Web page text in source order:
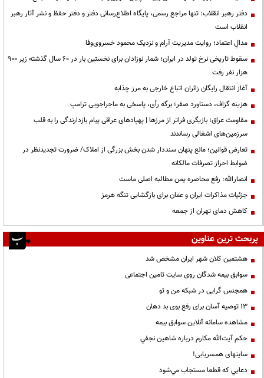
دفتر رهبر انقلاب: تنها مراجع رسمی، پایگاه اطلاع‌رسانی دفتر و دفتر حفظ و نشر آثار رهبر
انقلاب است
مدالِ اعتماد؛ روایت مدیریت آرام و نزدیک محمود خسروی‌وفا
سقوط تاریخی نرخ تولد در ایران؛ شمار نوزادان برای نخستین بار در ۶۰ سال گذشته زیر ۹۰۰
هزار نفر رفت
آغاز انتقال رایگان زائران اتباع خارجی به مرز چذابه
هزینه گزاف، دستاورد صفر؛ برگه رأی، پاسخی به ماجراجویی ترامپ
مقاومت عراق؛ بازیگری فراتر از مرزها | پهپادهای عراقی پیام بازدارندگی را به قلب
سرزمین‌های اشغالی رساندند
تعارض قوانین؛ مانع پنهان سنددار شدن بخش بزرگی از املاک/ ضرورت تجدیدنظر در
ضوابط احراز تصرفات مالکانه
انصارالله: رفع محاصره یمن مطالبه اصلی ماست
جزئیات مذاکرات ایران و عمان برای بازگشایی تنگه هرمز
کاهش دمای تهران از جمعه
پربحث ترین عناوین
هشتمین کلان شهر ایران مشخص شد
سوابق بیمه شدگان روی سایت تامین اجتماعی
همجنس گرایی در شبکه من و تو
13 توصیه آسان برای رفع بوی بد دهان
مشاهده سامانه آنلاين سوابق بیمه
حكم آيت‌الله مكارم درباره شاهين نجفي
سایتهای همسریابی!
دعايي كه قطعا مستجاب مي‌شود